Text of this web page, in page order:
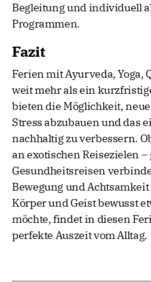
Begleitung und individuell
Programmen.
Fazit
Ferien mit Ayurveda, Yoga,
weit mehr als ein
bieten die Möglichkeit,
Stress abzubauen und das
nachhaltig zu verbessern.
an exotischen Reisezielen
Gesundheitsreisen
Bewegung und Achtsamkeit
Körper und Geist bewusst
möchte, findet in diesen
perfekte Auszeit vom Alltag.